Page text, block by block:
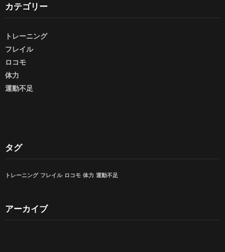
カテゴリー
トレーニング
フレイル
ロコモ
体力
運動不足
タグ
トレーニング フレイル ロコモ 体力 運動不足
アーカイブ